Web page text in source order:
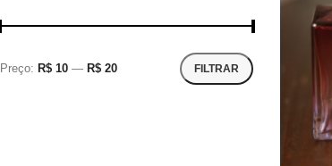
FILTRAR
Preço: R$ 10 — R$ 20